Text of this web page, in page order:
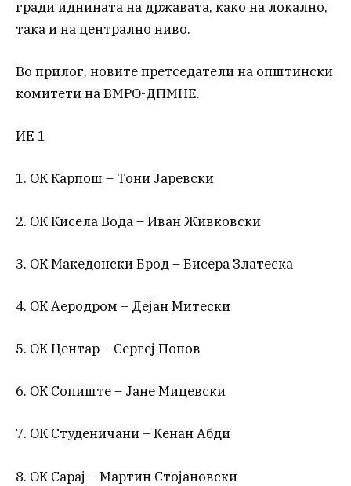
гради иднината на државата, како на локално,
така и на централно ниво.
Во прилог, новите претседатели на општински
комитети на ВМРО-ДПМНЕ.
ИЕ 1
1. ОК Карпош – Тони Јаревски
2. ОК Кисела Вода – Иван Живковски
3. ОК Македонски Брод – Бисера Златеска
4. ОК Аеродром – Дејан Митески
5. ОК Центар – Сергеј Попов
6. ОК Сопиште – Јане Мицевски
7. ОК Студеничани – Кенан Абди
8. ОК Сарај – Мартин Стојановски